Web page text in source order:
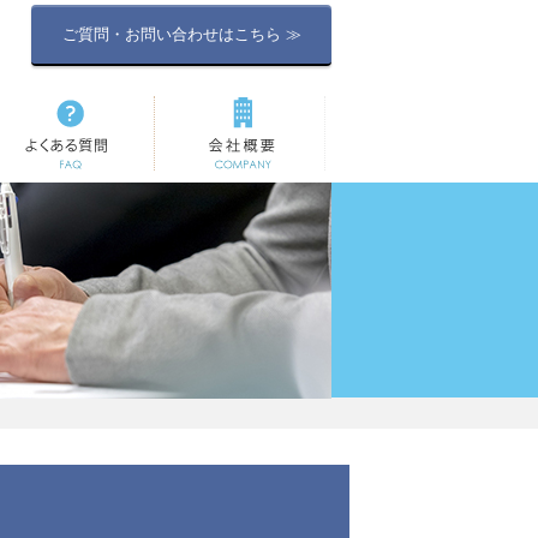
ご質問・お問い合わせはこちら ≫
よくある質問 会社概要